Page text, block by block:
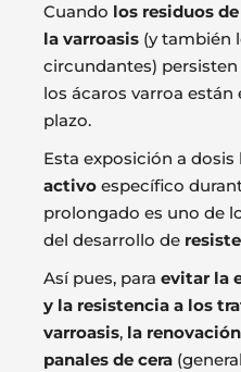
Cuando los residuos
la varroasis (y también
circundantes) persisten
los ácaros varroa están
plazo.
Esta exposición a dosis
activo específico
prolongado es uno de
del desarrollo de
Así pues, para evitar la
y la resistencia a los
varroasis, la renovación
panales de cera